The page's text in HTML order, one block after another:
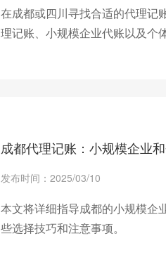
在成都或四川寻找合适的代理记
理记账、小规模企业代账以及个
成都代理记账：小规模企业
发布时间：2025/03/10
本文将详细指导成都的小规模企
些选择技巧和注意事项。